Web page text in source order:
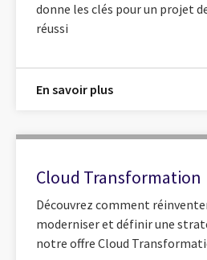
donne les clés pour un projet
réussi
En savoir plus
Cloud Transformation
Découvrez comment
moderniser et définir une
notre offre Cloud